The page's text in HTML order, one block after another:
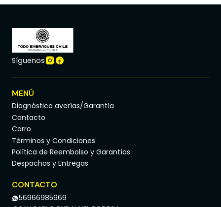
Síguenos
MENÚ
Diagnóstico averías/Garantía
Contacto
Carro
Términos y Condiciones
Política de Reembolso y Garantías
Despachos y Entregas
CONTACTO
56966985969